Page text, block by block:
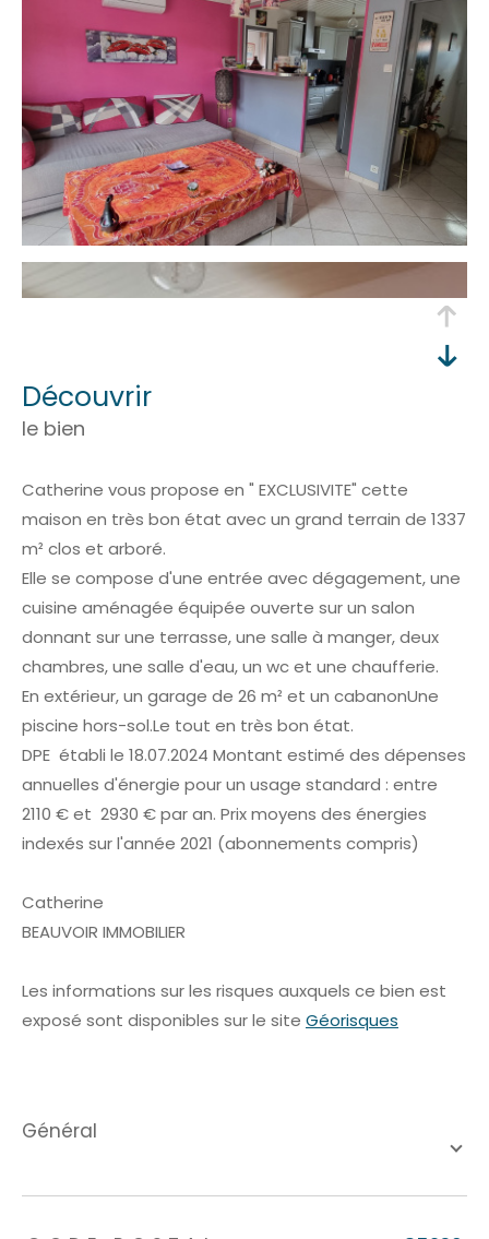
découvrir
le bien
Catherine vous propose en " EXCLUSIVITE" cette
maison en très bon état avec un grand terrain de 1337
m² clos et arboré.
Elle se compose d'une entrée avec dégagement, une
cuisine aménagée équipée ouverte sur un salon
donnant sur une terrasse, une salle à manger, deux
chambres, une salle d'eau, un wc et une chaufferie.
En extérieur, un garage de 26 m² et un cabanonUne
piscine hors-sol.Le tout en très bon état.
DPE établi le 18.07.2024 Montant estimé des dépenses
annuelles d'énergie pour un usage standard : entre
2110 € et 2930 € par an. Prix moyens des énergies
indexés sur l'année 2021 (abonnements compris)
Catherine
BEAUVOIR IMMOBILIER
Les informations sur les risques auxquels ce bien est
exposé sont disponibles sur le site Géorisques
général